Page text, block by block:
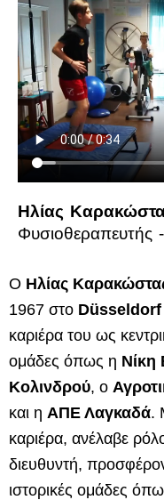
Ηλίας
Φυσιοθεραπευτής
Ο Ηλίας
1967 στο Düsseldorf
καριέρα του ως
ομάδες όπως η Νίκη
Κολινδρού, ο
και η ΑΠΕ Λαγκαδά.
καριέρα, ανέλαβε
διευθυντή,
ιστορικές ομάδες